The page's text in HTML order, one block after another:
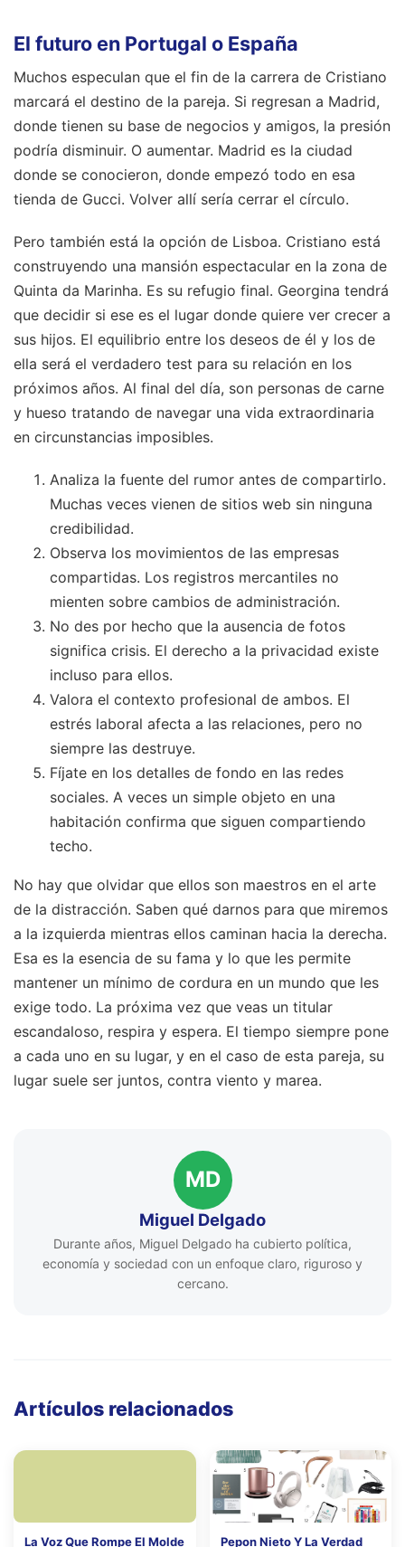
El futuro en Portugal o España
Muchos especulan que el fin de la carrera de Cristiano
marcará el destino de la pareja. Si regresan a Madrid,
donde tienen su base de negocios y amigos, la presión
podría disminuir. O aumentar. Madrid es la ciudad
donde se conocieron, donde empezó todo en esa
tienda de Gucci. Volver allí sería cerrar el círculo.
Pero también está la opción de Lisboa. Cristiano está
construyendo una mansión espectacular en la zona de
Quinta da Marinha. Es su refugio final. Georgina tendrá
que decidir si ese es el lugar donde quiere ver crecer a
sus hijos. El equilibrio entre los deseos de él y los de
ella será el verdadero test para su relación en los
próximos años. Al final del día, son personas de carne
y hueso tratando de navegar una vida extraordinaria
en circunstancias imposibles.
Analiza la fuente del rumor antes de compartirlo.
Muchas veces vienen de sitios web sin ninguna
credibilidad.
Observa los movimientos de las empresas
compartidas. Los registros mercantiles no
mienten sobre cambios de administración.
No des por hecho que la ausencia de fotos
significa crisis. El derecho a la privacidad existe
incluso para ellos.
Valora el contexto profesional de ambos. El
estrés laboral afecta a las relaciones, pero no
siempre las destruye.
Fíjate en los detalles de fondo en las redes
sociales. A veces un simple objeto en una
habitación confirma que siguen compartiendo
techo.
No hay que olvidar que ellos son maestros en el arte
de la distracción. Saben qué darnos para que miremos
a la izquierda mientras ellos caminan hacia la derecha.
Esa es la esencia de su fama y lo que les permite
mantener un mínimo de cordura en un mundo que les
exige todo. La próxima vez que veas un titular
escandaloso, respira y espera. El tiempo siempre pone
a cada uno en su lugar, y en el caso de esta pareja, su
lugar suele ser juntos, contra viento y marea.
MD
Miguel Delgado
Durante años, Miguel Delgado ha cubierto política,
economía y sociedad con un enfoque claro, riguroso y
cercano.
Artículos relacionados
La Voz Que Rompe El Molde Pepon Nieto Y La Verdad